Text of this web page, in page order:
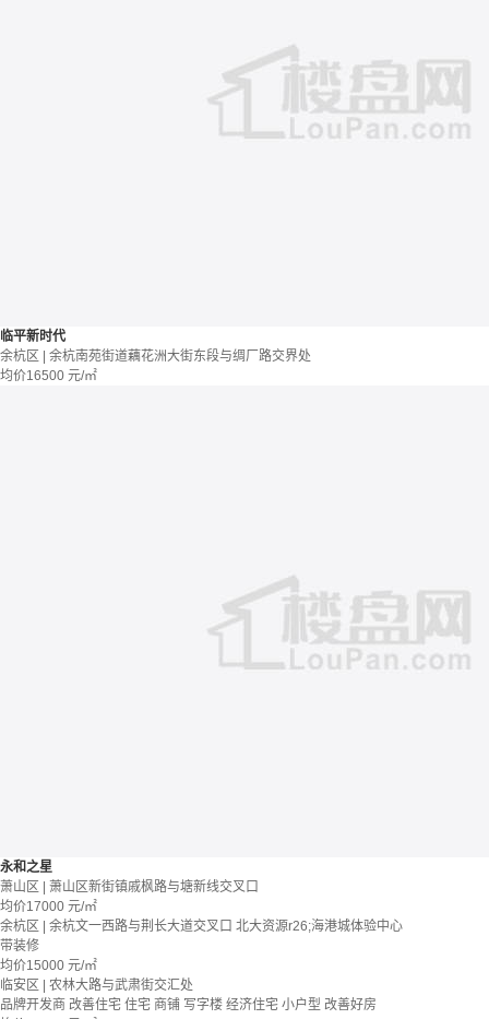
临平新时代
余杭区 | 余杭南苑街道藕花洲大街东段与绸厂路交界处
均价16500 元/㎡
永和之星
萧山区 | 萧山区新街镇戚枫路与塘新线交叉口
均价17000 元/㎡
余杭区 | 余杭文一西路与荆长大道交叉口 北大资源r26;海港城体验中心
带装修
均价15000 元/㎡
临安区 | 农林大路与武肃街交汇处
品牌开发商 改善住宅 住宅 商铺 写字楼 经济住宅 小户型 改善好房